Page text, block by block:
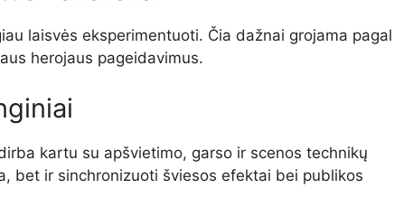
laisvės eksperimentuoti. Čia dažnai grojama pagal
herojaus pageidavimus.
kartu su apšvietimo, garso ir scenos technikų
bet ir sinchronizuoti šviesos efektai bei publikos